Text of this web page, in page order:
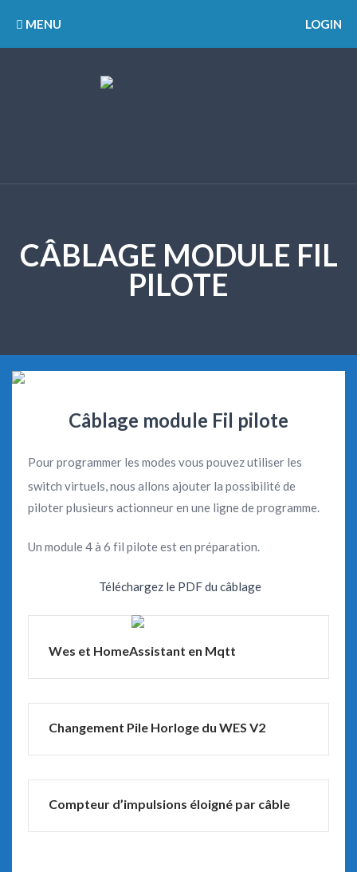
MENU LOGIN
CÂBLAGE MODULE FIL
PILOTE
Câblage module Fil pilote
Pour programmer les modes vous pouvez utiliser les
switch virtuels, nous allons ajouter la possibilité de
piloter plusieurs actionneur en une ligne de programme.
Un module 4 à 6 fil pilote est en préparation.
Téléchargez le PDF du câblage
Wes et HomeAssistant en Mqtt
Changement Pile Horloge du WES V2
Compteur d’impulsions éloigné par câble